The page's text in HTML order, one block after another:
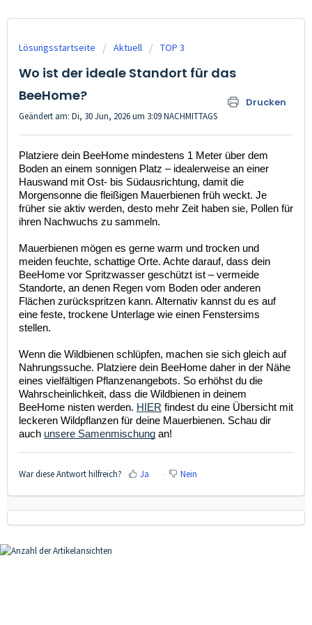
Lösungsstartseite Aktuell TOP 3
Wo ist der ideale Standort für das
BeeHome?
Drucken
Geändert am: Di, 30 Jun, 2026 um 3:09 NACHMITTAGS
Platziere dein BeeHome mindestens 1 Meter über dem
Boden an einem sonnigen Platz – idealerweise an einer
Hauswand mit Ost- bis Südausrichtung, damit die
Morgensonne die fleißigen Mauerbienen früh weckt. Je
früher sie aktiv werden, desto mehr Zeit haben sie, Pollen für
ihren Nachwuchs zu sammeln.
Mauerbienen mögen es gerne warm und trocken und
meiden feuchte, schattige Orte. Achte darauf, dass dein
BeeHome vor Spritzwasser geschützt ist – vermeide
Standorte, an denen Regen vom Boden oder anderen
Flächen zurückspritzen kann. Alternativ kannst du es auf
eine feste, trockene Unterlage wie einen Fenstersims
stellen.
Wenn die Wildbienen schlüpfen, machen sie sich gleich auf
Nahrungssuche. Platziere dein BeeHome daher in der Nähe
eines vielfältigen Pflanzenangebots. So erhöhst du die
Wahrscheinlichkeit, dass die Wildbienen in deinem
BeeHome nisten werden. HIER findest du eine Übersicht mit
leckeren Wildpflanzen für deine Mauerbienen. Schau dir
auch unsere Samenmischung an!
War diese Antwort hilfreich? Ja Nein